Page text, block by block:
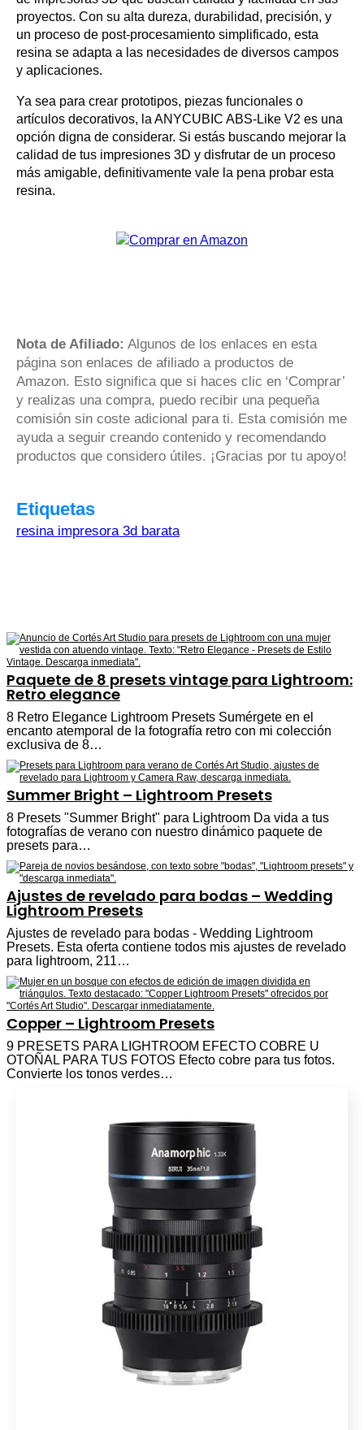
proyectos. Con su alta dureza, durabilidad, precisión, y
un proceso de post-procesamiento simplificado, esta
resina se adapta a las necesidades de diversos campos
y aplicaciones.
Ya sea para crear prototipos, piezas funcionales o
artículos decorativos, la ANYCUBIC ABS-Like V2 es una
opción digna de considerar. Si estás buscando mejorar la
calidad de tus impresiones 3D y disfrutar de un proceso
más amigable, definitivamente vale la pena probar esta
resina.
Nota de Afiliado: Algunos de los enlaces en esta
página son enlaces de afiliado a productos de
Amazon. Esto significa que si haces clic en ‘Comprar’
y realizas una compra, puedo recibir una pequeña
comisión sin coste adicional para ti. Esta comisión me
ayuda a seguir creando contenido y recomendando
productos que considero útiles. ¡Gracias por tu apoyo!
Etiquetas
resina impresora 3d barata
Paquete de 8 presets vintage para Lightroom:
Retro elegance
8 Retro Elegance Lightroom Presets Sumérgete en el
encanto atemporal de la fotografía retro con mi colección
exclusiva de 8…
Summer Bright – Lightroom Presets
8 Presets "Summer Bright" para Lightroom Da vida a tus
fotografías de verano con nuestro dinámico paquete de
presets para…
Ajustes de revelado para bodas – Wedding
Lightroom Presets
Ajustes de revelado para bodas - Wedding Lightroom
Presets. Esta oferta contiene todos mis ajustes de revelado
para lightroom, 211…
Copper – Lightroom Presets
9 PRESETS PARA LIGHTROOM EFECTO COBRE U
OTOÑAL PARA TUS FOTOS Efecto cobre para tus fotos.
Convierte los tonos verdes…